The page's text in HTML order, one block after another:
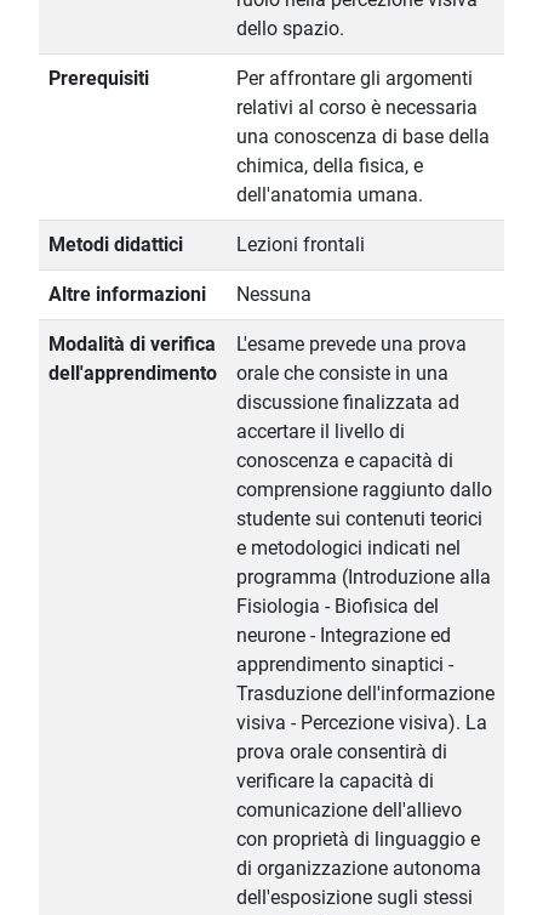
dello spazio.
Prerequisiti
Per affrontare gli argomenti
relativi al corso è necessaria
una conoscenza di base della
chimica, della fisica, e
dell'anatomia umana.
Metodi didattici Lezioni frontali
Altre informazioni Nessuna
Modalità di verifica
dell'apprendimento
L'esame prevede una prova
orale che consiste in una
discussione finalizzata ad
accertare il livello di
conoscenza e capacità di
comprensione raggiunto dallo
studente sui contenuti teorici
e metodologici indicati nel
programma (Introduzione alla
Fisiologia - Biofisica del
neurone - Integrazione ed
apprendimento sinaptici -
Trasduzione dell'informazione
visiva - Percezione visiva). La
prova orale consentirà di
verificare la capacità di
comunicazione dell'allievo
con proprietà di linguaggio e
di organizzazione autonoma
dell'esposizione sugli stessi